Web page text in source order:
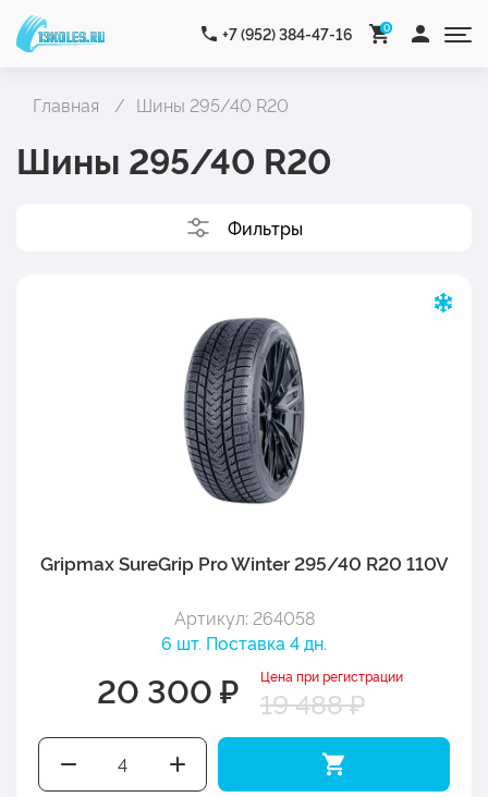
+7 (952) 384-47-16 0
Главная Шины 295/40 R20
Шины 295/40 R20
Фильтры
Gripmax SureGrip Pro Winter 295/40 R20 110V
Артикул: 264058
6 шт. Поставка 4 дн.
20 300 ₽ Цена при регистрации
19 488 ₽